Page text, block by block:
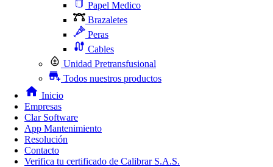
Papel Medico
Brazaletes
Peras
Cables
Unidad Pretransfusional
Todos nuestros productos
Inicio
Empresas
Clar Software
App Mantenimiento
Resolución
Contacto
Verifica tu certificado de Calibrar S.A.S.